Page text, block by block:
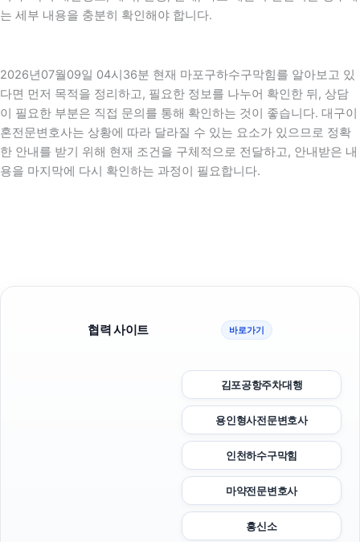
는 세부 내용을 충분히 확인해야 합니다.
2026년07월09일 04시36분 현재 마포구하수구막힘를 알아보고 있
다면 먼저 목적을 정리하고, 필요한 정보를 나누어 확인한 뒤, 상담
이 필요한 부분은 직접 문의를 통해 확인하는 것이 좋습니다. 대구이
혼전문변호사는 상황에 따라 달라질 수 있는 요소가 있으므로 정확
한 안내를 받기 위해 현재 조건을 구체적으로 전달하고, 안내받은 내
용을 마지막에 다시 확인하는 과정이 필요합니다.
협력 사이트 바로가기
김포공항주차대행
용인형사전문변호사
인천하수구막힘
마약전문변호사
흥신소